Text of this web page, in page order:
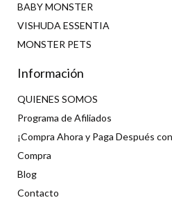
BABY MONSTER
VISHUDA ESSENTIA
MONSTER PETS
Información
QUIENES SOMOS
Programa de Afiliados
¡Compra Ahora y Paga Después
Compra
Blog
Contacto